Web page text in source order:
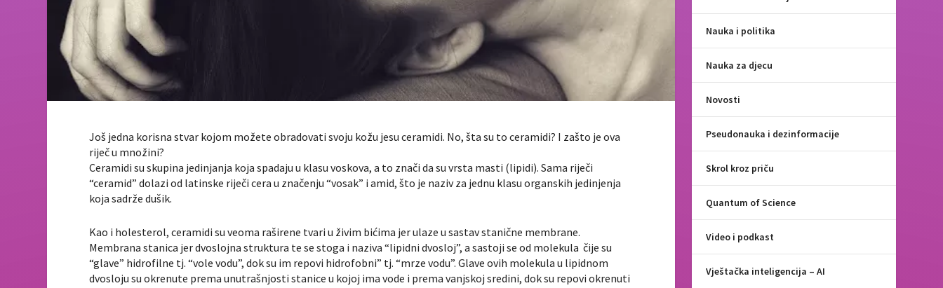
Još jedna korisna stvar kojom možete obradovati svoju kožu jesu ceramidi. No, šta su to ceramidi? I zašto je ova
riječ u množini?
Ceramidi su skupina jedinjanja koja spadaju u klasu voskova, a to znači da su vrsta masti (lipidi). Sama riječi
“ceramid” dolazi od latinske riječi cera u značenju “vosak” i amid, što je naziv za jednu klasu organskih jedinjenja
koja sadrže dušik.
Kao i holesterol, ceramidi su veoma raširene tvari u živim bićima jer ulaze u sastav stanične membrane.
Membrana stanica jer dvoslojna struktura te se stoga i naziva “lipidni dvosloj”, a sastoji se od molekula čije su
“glave” hidrofilne tj. “vole vodu”, dok su im repovi hidrofobni” tj. “mrze vodu”. Glave ovih molekula u lipidnom
dvosloju su okrenute prema unutrašnjosti stanice u kojoj ima vode i prema vanjskoj sredini, dok su repovi okrenuti
Nauka i politika
Nauka za djecu
Novosti
Pseudonauka i dezinformacije
Skrol kroz priču
Quantum of Science
Video i podkast
Vještačka inteligencija – AI